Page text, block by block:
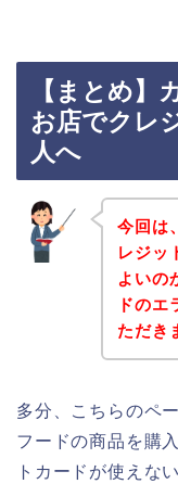
【まとめ】
お店でクレ
人へ
今回は
レジッ
よいの
ドのエ
ただき
多分、こちらのペ
フードの商品を購
トカードが使えな